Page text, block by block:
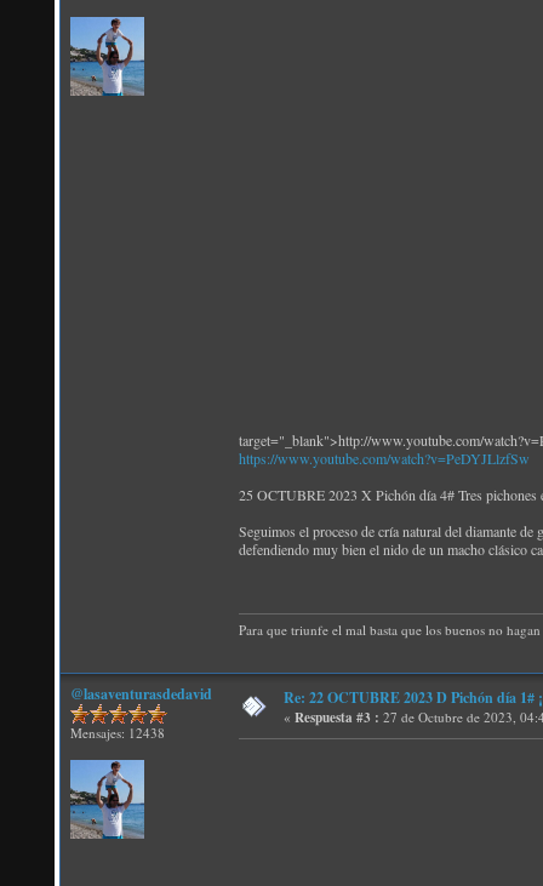
target="_blank">http://www.youtube.com/
https://www.youtube.com/watch?v=PeDYJLlzfSw
25 OCTUBRE 2023 X Pichón día 4# Tres
Seguimos el proceso de cría natural del diamante
defendiendo muy bien el nido de un macho clásico
Para que triunfe el mal basta que los buenos no
@lasaventurasdedavid
Mensajes: 12438
Re: 22 OCTUBRE 2023 D Pichón día
« Respuesta #3 : 27 de Octubre de 2023,